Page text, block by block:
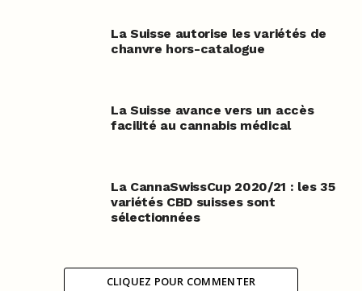
La Suisse autorise les variétés de
chanvre hors-catalogue
La Suisse avance vers un accès
facilité au cannabis médical
La CannaSwissCup 2020/21 : les 35
variétés CBD suisses sont
sélectionnées
CLIQUEZ POUR COMMENTER